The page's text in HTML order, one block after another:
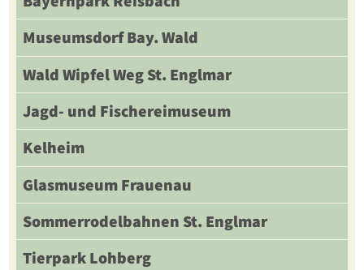
Museumsdorf Bay. Wald
Wald Wipfel Weg St. Englmar
Jagd- und Fischereimuseum
Kelheim
Glasmuseum Frauenau
Sommerrodelbahnen St. Englmar
Tierpark Lohberg